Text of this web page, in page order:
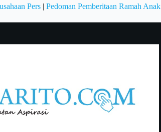
Pers| Pedoman Pemberitaan Ramah Anak